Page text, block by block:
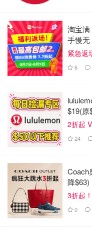
这场突如其来的撕逼
而两人这次撕逼的起因
淘宝满
手慢无
紧急返
6
$19(原
2折起
24
Coach
降$63)
3折起
0